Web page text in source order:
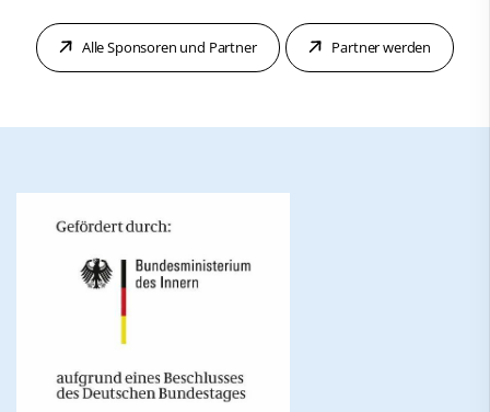
Alle Sponsoren und Partner Partner werden